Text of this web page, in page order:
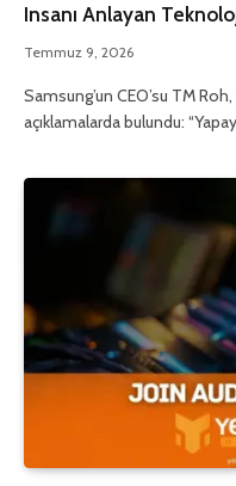
Insanı Anlayan
Temmuz 9, 2026
Samsung’un CEO’su TM
açıklamalarda bulundu: